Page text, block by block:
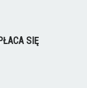
SIĘ